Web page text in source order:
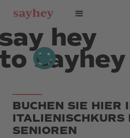
hey
sayhey
BUCHEN SIE HIER
ITALIENISCHKURS
SENIOREN